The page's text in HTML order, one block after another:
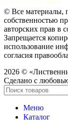
© Все материалы,
собственностью
авторских прав в
Запрещается
использование
согласия
2026 ©
Сделано с
Меню
Каталог